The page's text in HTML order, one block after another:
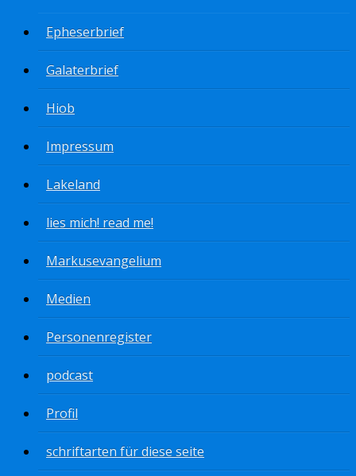
Epheserbrief
Galaterbrief
Hiob
Impressum
Lakeland
lies mich! read me!
Markusevangelium
Medien
Personenregister
podcast
Profil
schriftarten für diese seite